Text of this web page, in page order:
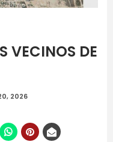
VECINOS DE
2026